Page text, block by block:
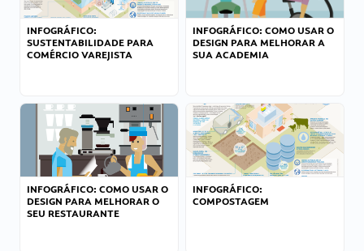
INFOGRÁFICO:
SUSTENTABILIDADE PARA
COMÉRCIO VAREJISTA
INFOGRÁFICO: COMO USAR O
DESIGN PARA MELHORAR A
SUA ACADEMIA
INFOGRÁFICO: COMO USAR O
DESIGN PARA MELHORAR O
SEU RESTAURANTE
INFOGRÁFICO:
COMPOSTAGEM